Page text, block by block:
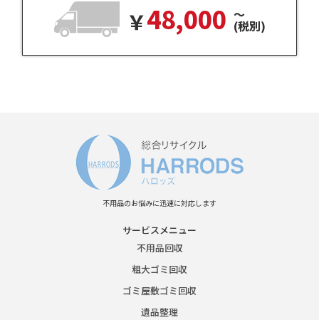
48,000 ～
(税別)
不用品のお悩みに迅速に対応します
サービスメニュー
不用品回収
粗大ゴミ回収
ゴミ屋敷ゴミ回収
遺品整理